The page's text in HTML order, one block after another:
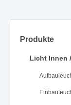
Produkte
Licht Innen